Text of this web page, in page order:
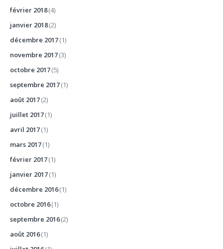
février 2018(4)
janvier 2018(2)
décembre 2017(1)
novembre 2017(3)
octobre 2017(5)
septembre 2017(1)
août 2017(2)
juillet 2017(1)
avril 2017(1)
mars 2017(1)
février 2017(1)
janvier 2017(1)
décembre 2016(1)
octobre 2016(1)
septembre 2016(2)
août 2016(1)